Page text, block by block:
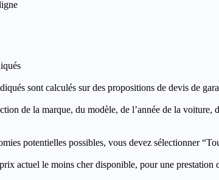
sont calculés sur des propositions de devis de
de la marque, du modèle, de l’année de la
potentielles possibles, vous devez sélectionner
le moins cher disponible, pour une prestation